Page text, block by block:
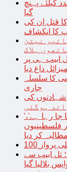
کیلئے پہنچ
گیا
قتل ان کی
کا انکشاف
نیتن
ہلاک
ابیب ہی پر
میزائل داغ دیا
کا سلسلہ
جاری
شہادتوں کی
‘کوئی محفوظ نہیں، غزہ “بچوں کا قبرستان” بنتا جا رہا ہے’،
فلسطینیوں
کر دیا
پرواز
شہید؛ تل ابیب سے
بلالیا گیا